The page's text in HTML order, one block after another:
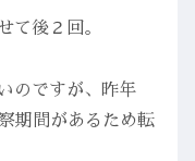
て後２回。
のですが、昨年
期間があるため転